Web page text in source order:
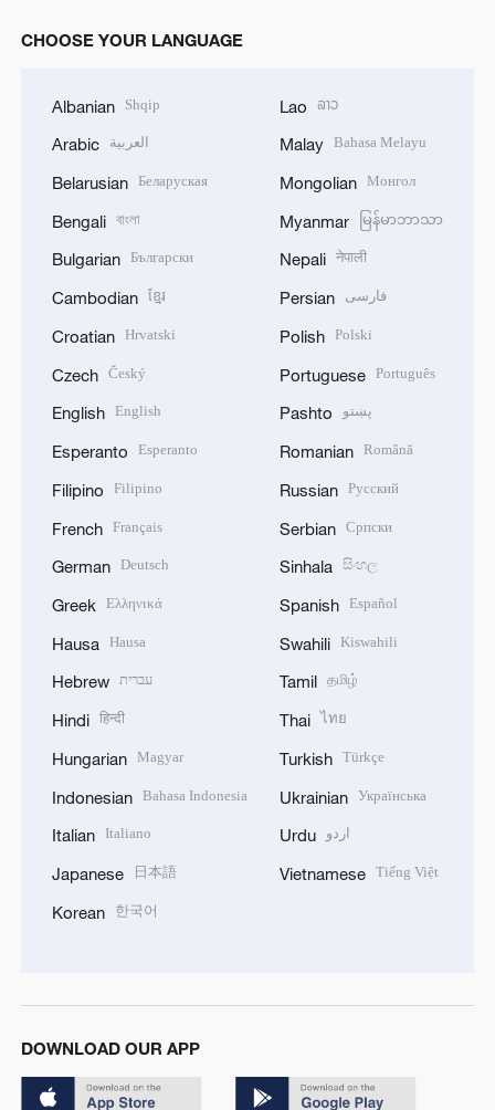
CHOOSE YOUR LANGUAGE
Albanian Shqip
Arabic العربية
Belarusian Беларуская
Bengali বাংলা
Bulgarian Български
Cambodian ខ្មែរ
Croatian Hrvatski
Czech Český
English English
Esperanto Esperanto
Filipino Filipino
French Français
German Deutsch
Greek Ελληνικά
Hausa Hausa
Hebrew עברית
Hindi हिन्दी
Hungarian Magyar
Indonesian Bahasa Indonesia
Italian Italiano
Japanese 日本語
Korean 한국어
Lao ລາວ
Malay Bahasa Melayu
Mongolian Монгол
Myanmar မြန်မာဘာသာ
Nepali नेपाली
Persian فارسی
Polish Polski
Portuguese Português
Pashto پښتو
Romanian Română
Russian Русский
Serbian Српски
Sinhala සිංහල
Spanish Español
Swahili Kiswahili
Tamil தமிழ்
Thai ไทย
Turkish Türkçe
Ukrainian Українська
Urdu اردو
Vietnamese Tiếng Việt
DOWNLOAD OUR APP